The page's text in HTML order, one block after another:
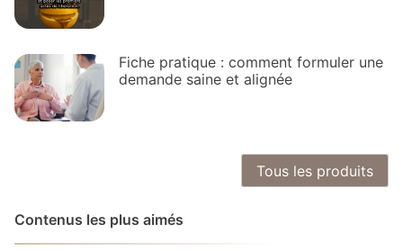
Fiche pratique : comment formuler une
demande saine et alignée
Tous les produits
Contenus les plus aimés